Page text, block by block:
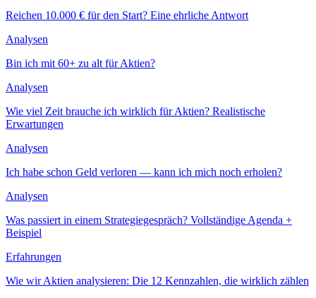
Reichen 10.000 € für den Start? Eine ehrliche Antwort
Analysen
Bin ich mit 60+ zu alt für Aktien?
Analysen
Wie viel Zeit brauche ich wirklich für Aktien? Realistische
Erwartungen
Analysen
Ich habe schon Geld verloren — kann ich mich noch erholen?
Analysen
Was passiert in einem Strategiegespräch? Vollständige Agenda +
Beispiel
Erfahrungen
Wie wir Aktien analysieren: Die 12 Kennzahlen, die wirklich zählen